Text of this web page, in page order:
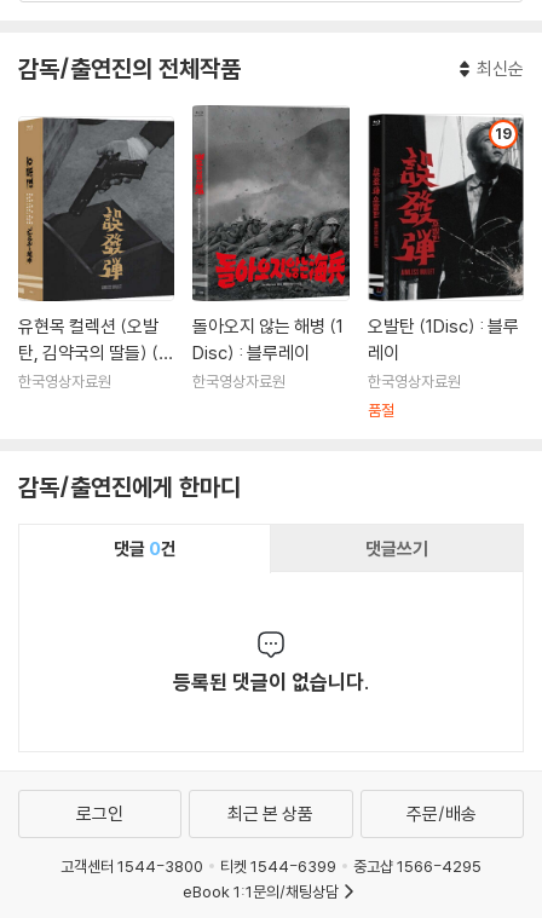
1949년 셰익스피어의 연극 <햄릿>에서 주연을 맡은 후 51년 채만식의
소설을 영화화한 <탁류>에 출연, 영화배우로서 발을 내디뎠다. 이후 <육
체의 길> <꿈은 사라지고> <장마루촌의 이발사> <오발탄> <5인의 해병
> <빨간 마후라> <남과 북> 등 500여편에 출연하면서 인생 최고의 전성
기를 누렸다.
연기에 몰입하던 초창기까지 여자에 별 관심이 없었던 그는 당시 ‘눈물의
여왕’이라고 칭송받던 여배우 전옥의 딸 강효실씨를 만나면서 첫사랑을 싹
틔웠다. 전옥의 반대를 무릅쓰고 52년 부산 해군함정서 결혼식을 올렸을
때 그의 나이 23세, 신부 19세였다. 딸 셋과 아들(최민수)을 두기까지 두
사람은 무척 행복한 결혼생활을 했던 것으로 알려져 있다.
하지만 1962년 해외로케 때 생긴 동료 여배우 김지미와의 스캔들로 이들
부부는 이혼을 했다. 자존심 강한 장모 전옥씨의 간통죄 고소로 김지미는
모든 재산을 위자료로 내놓아야 했고 최씨는 가족과 헤어졌다. 이 때도 최
했다.
있다)를 두고 단란하게 살았던 최씨는 무리하게 영화제작에 뛰어들어 막
이후에도 영화빚 때문에 고생하던 그는 조력자로 나서준 여성들과 끊임없
이 염문설을 뿌렸으며, 한동안 활동이 뜸하던 1988년에는 13대 총선 때
당시 김종필 공화당 총재의 추천으로 파주에서 출마, 국회의원으로 당선되
1999년 11월 11일, 경기도 부천 자택에서 갑자기 심장마비를 일으켜 병원
으로 옮겨졌으나 별세 했다. 향년 71세. 미망인은 차금자씨. 그의 장례는 영
화인장으로 치러졌고 한때 아내였으며 영화인협회 이사장으로 있는 김지
미씨가 장례 절차를 총괄했다.
감독/출연진의 전체작품 최신순
유현목 컬렉션 (오발
탄, 김약국의 딸들) (2
Disc) : 블루레이
한국영상자료원
돌아오지 않는 해병 (1
Disc) : 블루레이
한국영상자료원
19
오발탄 (1Disc) : 블루
레이
한국영상자료원
품절
감독/출연진에게 한마디
댓글 0건 댓글쓰기
등록된 댓글이 없습니다.
로그인 최근 본 상품 주문/배송
고객센터 1544-3800 티켓 1544-6399
중고샵 1566-4295
eBook 1:1문의/채팅상담